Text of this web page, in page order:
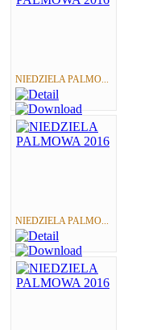
NIEDZIELA PALMO...
NIEDZIELA PALMO...